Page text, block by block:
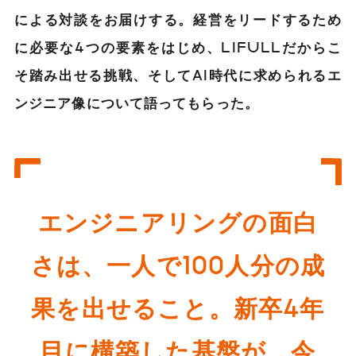
による対談をお届けする。経営をリードするため
に必要な4つの要素をはじめ、LIFULLだからこ
そ踏み出せる挑戦、そしてAI時代に求められるエ
ンジニア像について語ってもらった。
エンジニアリングの面白
さは、一人で100人分の成
果を出せること。新卒4年
目に構築した基盤が、今